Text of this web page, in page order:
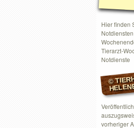
Hier finden
Tierarzt-
Notdienste
©
vorheriger